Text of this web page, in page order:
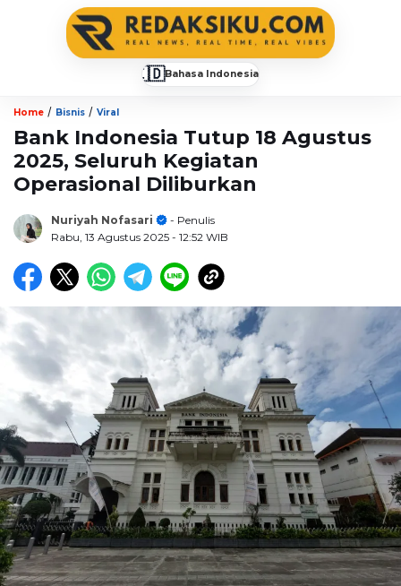
🇮🇩Bahasa Indonesia
Home / Bisnis / Viral
Bank Indonesia Tutup 18 Agustus
2025, Seluruh Kegiatan
Operasional Diliburkan
Nuriyah Nofasari
- Penulis
Rabu, 13 Agustus 2025 - 12:52 WIB